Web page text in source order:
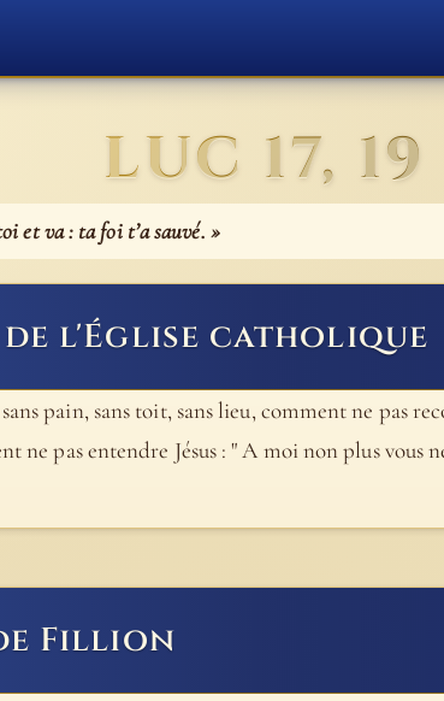
LUC 17, 19
et va : ta foi t’a sauvé. »
de l'Église catholique
pain, sans toit, sans lieu, comment ne pas
ne pas entendre Jésus : " A moi non plus vous
Fillion